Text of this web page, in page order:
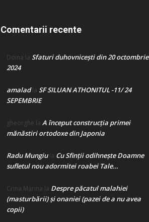
Comentarii recente
Doina la Sfaturi duhovnicești din 20 octombrie
2024
amaladla SF SILUAN ATHONITUL -11/ 24
SEPEMBRIE
gheorghe la A început construcţia primei
mănăstiri ortodoxe din Japonia
Radu Mungiula Cu Sfinții odihnește Doamne
sufletul nou adormitei roabei Tale…
Crina Marina la Despre păcatul malahiei
(masturbării) şi onaniei (pazei de a nu avea
copii)